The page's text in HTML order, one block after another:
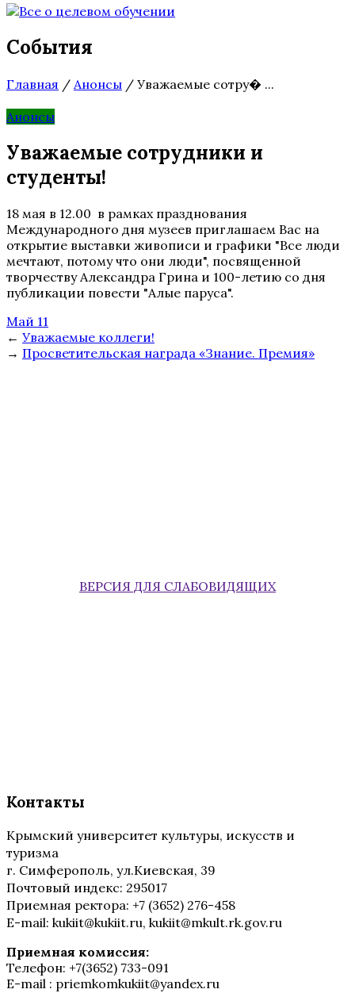
События
Главная / Анонсы / Уважаемые сотру� ...
Анонсы
Уважаемые сотрудники и
студенты!
18 мая в 12.00 в рамках празднования
Международного дня музеев приглашаем Вас на
открытие выставки живописи и графики "Все люди
мечтают, потому что они люди", посвященной
творчеству Александра Грина и 100-летию со дня
публикации повести "Алые паруса".
Май 11
← Уважаемые коллеги!
→ Просветительская награда «Знание. Премия»
ВЕРСИЯ ДЛЯ СЛАБОВИДЯЩИХ
Контакты
Крымский университет культуры, искусств и
туризма
г. Симферополь, ул.Киевская, 39
Почтовый индекс: 295017
Приемная ректора: +7 (3652) 276-458
E-mail: kukiit@kukiit.ru, kukiit@mkult.rk.gov.ru
Приемная комиссия:
Телефон: +7(3652) 733-091
E-mail : priemkomkukiit@yandex.ru